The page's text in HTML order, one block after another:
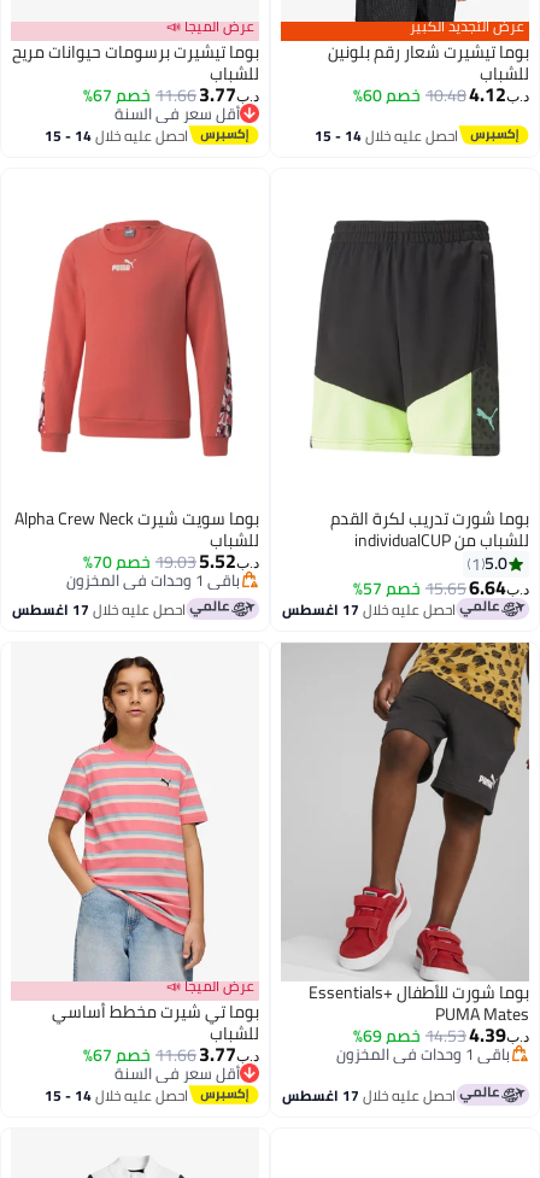
عرض التجديد الكبير
بوما تيشيرت شعار رقم بلونين
للشباب
د.ب‏4.12
10.48خصم 60%
احصل عليه خلال 14 - 15
2
عرض الميجا 📣
بوما تيشيرت برسومات حيوانات مريح
للشباب
د.ب‏3.77
11.66خصم 67%
أقل سعر في السنة
أقل سعر في السنة
احصل عليه خلال 14 - 15
بوما شورت تدريب لكرة القدم
للشباب من individualCUP
5.0
1
د.ب‏6.64
15.65خصم 57%
احصل عليه خلال17 اغسطس
بوما سويت شيرت Alpha Crew Neck
للشباب
د.ب‏5.52
19.03خصم 70%
باقي 1 وحدات في المخزون
باقي 1 وحدات في المخزون احصل عليه خلال17 اغسطس
بوما شورت للأطفال Essentials+
PUMA Mates
د.ب‏4.39
14.53خصم 69%
باقي 1 وحدات في المخزون
باقي 1 وحدات في المخزون
احصل عليه خلال17 اغسطس
2
عرض الميجا 📣
بوما تي شيرت مخطط أساسي
للشباب
د.ب‏3.77
11.66خصم 67%
أقل سعر في السنة
أقل سعر في السنة
احصل عليه خلال 14 - 15